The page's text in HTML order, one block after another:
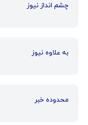
چشم انداز نیوز
به علاوه نیوز
محدوده خبر